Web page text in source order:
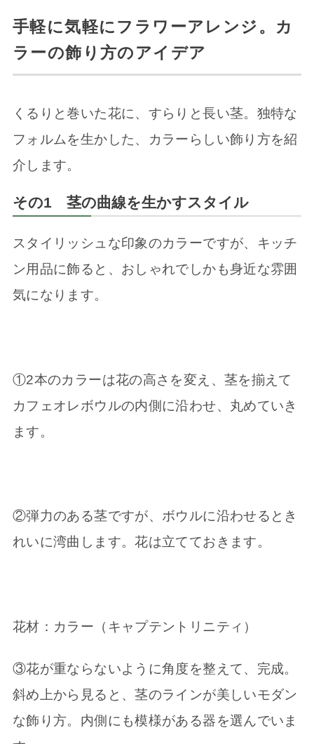
手軽に気軽にフラワーアレンジ。カ
ラーの飾り方のアイデア
くるりと巻いた花に、すらりと長い茎。独特な
フォルムを生かした、カラーらしい飾り方を紹
介します。
その1 茎の曲線を生かすスタイル
スタイリッシュな印象のカラーですが、キッチ
ン用品に飾ると、おしゃれでしかも身近な雰囲
気になります。
①2本のカラーは花の高さを変え、茎を揃えて
カフェオレボウルの内側に沿わせ、丸めていき
ます。
②弾力のある茎ですが、ボウルに沿わせるとき
れいに湾曲します。花は立てておきます。
花材：カラー（キャプテントリニティ）
③花が重ならないように角度を整えて、完成。
斜め上から見ると、茎のラインが美しいモダン
な飾り方。内側にも模様がある器を選んでいま